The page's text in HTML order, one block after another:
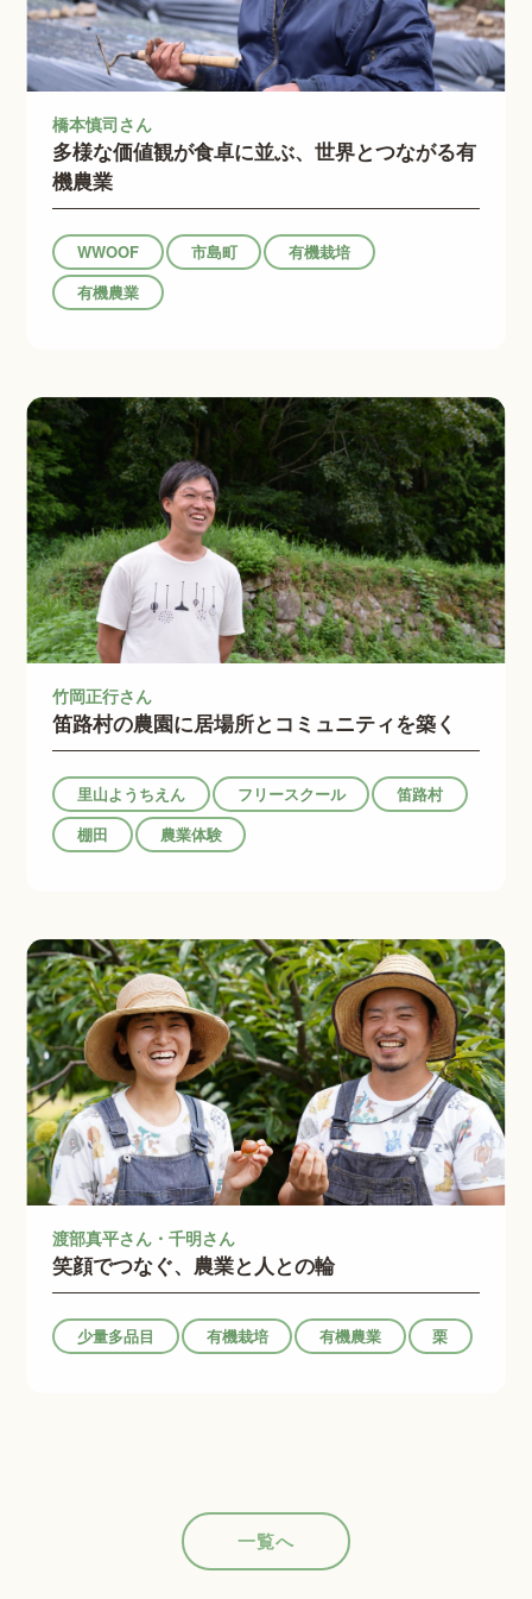
橋本慎司さん
多様な価値観が食卓に並ぶ、世界とつながる有
機農業
WWOOF 市島町
有機栽培
有機農業
竹岡正行さん
笛路村の農園に居場所とコミュニティを築く
里山ようちえん フリースクール
笛路村
棚田
農業体験
渡部真平さん・千明さん
笑顔でつなぐ、農業と人との輪
少量多品目 有機栽培 有機農業 栗
一覧へ